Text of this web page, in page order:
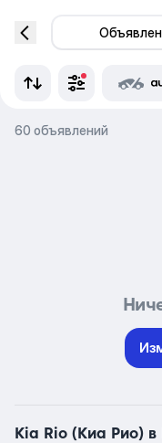
60 объявлений
Kia Rio (Киа Рио) в